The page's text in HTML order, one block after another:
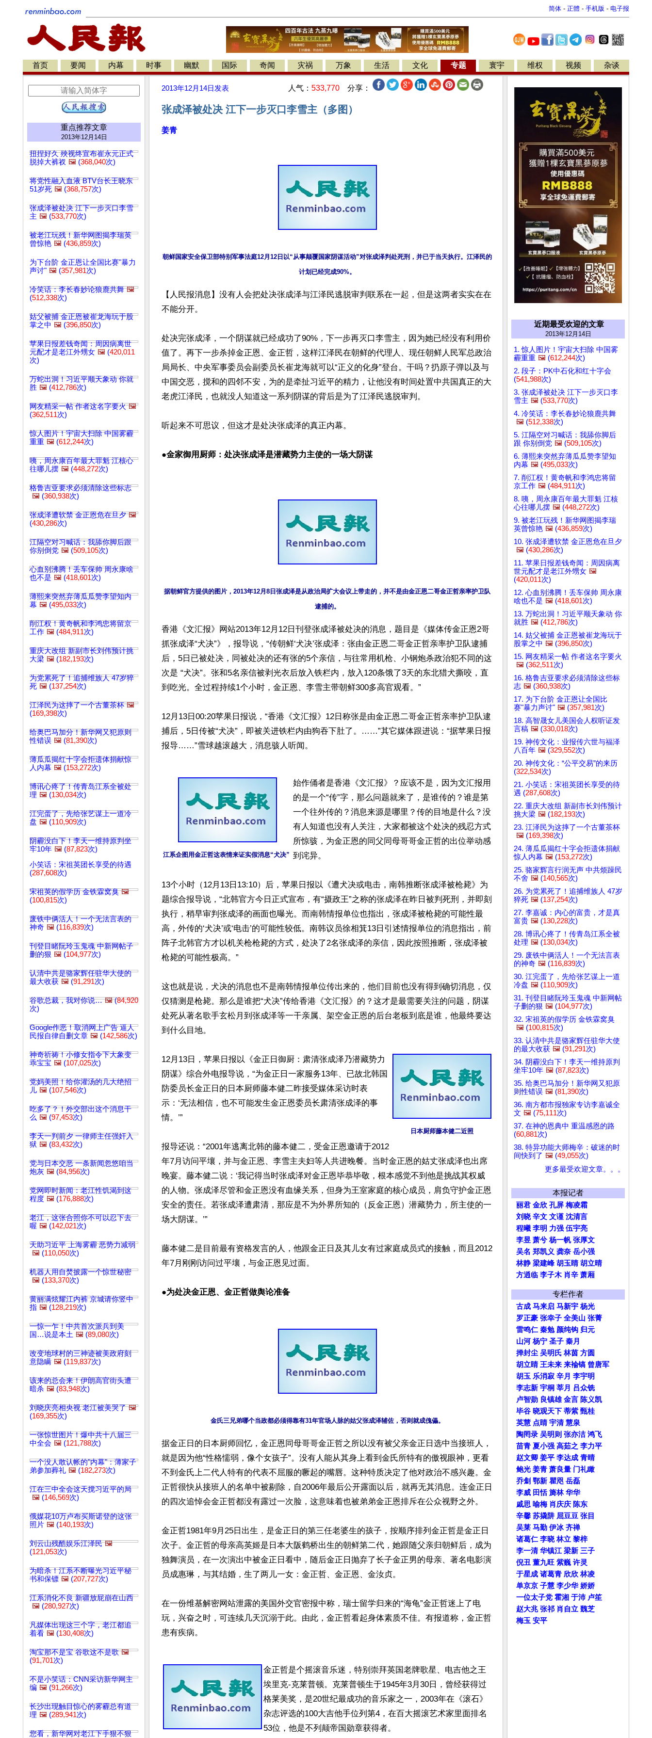
简体 - 正體 - 手机版 - 电子报
首页 要闻 内幕 时事 幽默 国际 奇闻 灾祸 万象 生活 文化 专题 寰宇 维权 视频 杂谈
重点推荐文章
2013年12月14日
扭捏好久 殃视终宣布崔永元正式
脱掉大裤衩 🖼️ (368,040次)
将党性融入血液 BTV台长王晓东
51岁死 🖼️ (368,757次)
张成泽被处决 江下一步灭口李雪
主 🖼️ (533,770次)
被老江玩残！新华网图揭李瑞英
曾惊艳 🖼️ (436,859次)
为下台阶 金正恩让全国比赛"暴力
声讨" 🖼️ (357,981次)
冷笑话：李长春妙论狼鹿共舞 🖼️
(512,338次)
姑父被捕 金正恩被崔龙海玩于股
掌之中 🖼️ (396,850次)
苹果日报差钱奇闻：周因病离世
元配才是老江外甥女 🖼️ (420,011
次)
万蛇出洞！习近平顺天象动 你就
胜 🖼️ (412,786次)
网友精采一帖 作者这名字要火 🖼️
(362,511次)
惊人图片！宇宙大扫除 中国雾霾
重重 🖼️ (612,244次)
咦，周永康百年最大罪魁 江核心
往哪儿摆 🖼️ (448,272次)
格鲁吉亚要求必须清除这些标志
🖼️ (360,938次)
张成泽遭软禁 金正恩危在旦夕 🖼️
(430,286次)
江隔空对习喊话：我舔你脚后跟
你别倒党 🖼️ (509,105次)
心血别沸腾！丢车保帅 周永康啥
也不是 🖼️ (418,601次)
薄熙来突然弃薄瓜瓜赞李望知内
幕 🖼️ (495,033次)
削江权！黄奇帆和李鸿忠将留京
工作 🖼️ (484,911次)
重庆大改组 新副市长刘伟预计挑
大梁 🖼️ (182,193次)
为党累死了！追捕维族人 47岁猝
死 🖼️ (137,254次)
江泽民为这摔了一个古董茶杯 🖼️
(169,398次)
给奥巴马加分！新华网又犯原则
性错误 🖼️ (81,390次)
薄瓜瓜揭红十字会拒遗体捐献惊
人内幕 🖼️ (153,272次)
博讯心疼了！传青岛江系全被处
理 🖼️ (130,034次)
江完蛋了，先给张艺谋上一道冷
盘 🖼️ (110,909次)
阴霾没白下！李天一维持原判坐
牢10年 🖼️ (87,823次)
小笑话：宋祖英团长享受的待遇
(287,608次)
宋祖英的假学历 金铁霖窝臭 🖼️
(100,815次)
废铁中俩活人！一个无法言表的
神奇 🖼️ (116,839次)
刊登目睹阮玲玉鬼魂 中新网帖子
删的狠 🖼️ (104,977次)
认清中共是骆家辉任驻华大使的
最大收获 🖼️ (91,291次)
谷歌总裁，我对你说… 🖼️(84,920
次)
Google作恶！取消网上广告 逼人
民报自律自删文章 🖼️ (142,586次)
神奇祈祷！小修女指令下大象变
乖宝宝 🖼️ (107,025次)
党妈美照！给你灌汤的几大绝招
儿 🖼️ (107,546次)
吃多了？！外交部出这个消息干
么 🖼️ (97,453次)
李天一判前夕 一律师主任强奸入
狱 🖼️ (83,432次)
党与日本交恶 一条新闻忽悠咱当
炮灰 🖼️ (84,956次)
党网即时新闻：老江性饥渴到这
程度 🖼️ (176,888次)
老江，这张合照你不可以忍下去
喔 🖼️ (142,021次)
天助习近平 上海雾霾 恶势力减弱
🖼️ (110,050次)
机器人用自焚披露一个惊世秘密
🖼️ (133,370次)
黄丽满炫耀江内裤 京城请你竖中
指 🖼️ (128,219次)
一惊一乍！中共首次派兵到美
国…说是本土 🖼️ (89,080次)
改变地球村的三神迹被美政府刻
意隐瞒 🖼️ (119,837次)
该来的总会来！伊朗高官街头遭
暗杀 🖼️ (83,948次)
刘晓庆亮相央视 老江被美哭了 🖼️
(169,355次)
一张惊世图片！爆中共十八届三
中全会 🖼️ (121,788次)
一个没人敢认帐的"内幕"：薄家子
弟参加葬礼 🖼️ (182,273次)
江在三中全会这天搅习近平的局
🖼️ (146,569次)
俄媒花10万卢布买斯诺登的这张
照片 🖼️ (140,193次)
刘云山残酷娱乐江泽民 🖼️
(121,053次)
为暗杀！江系不断曝光习近平秘
书和保镖 🖼️ (207,727次)
江系消化不良 新疆放屁崩在山西
🖼️ (280,927次)
凡媒体出现这三个字，老江都追
着看 🖼️ (130,408次)
淘宝那不是宝 谷歌这不是歌 🖼️
(91,701次)
不是小笑话：CNN采访新华网主
编 🖼️ (91,266次)
长沙出现触目惊心的雾霾总有道
理 🖼️ (289,941次)
您看，新华网对老江下手狠不狠
2013年12月14日 发表 人气： 533,770 分享：
张成泽被处决 江下一步灭口李雪主（多图）
姜青
朝鲜国家安全保卫部特别军事法庭12月12日以“从事颠覆国家阴谋活动”对张成泽判处死刑，并已于当天执行。江泽民的
计划已经完成90%。
【人民报消息】没有人会把处决张成泽与江泽民逃脱审判联系在一起，但是这两者实实在在
不能分开。
处决完张成泽，一个阴谋就已经成功了90%，下一步再灭口李雪主，因为她已经没有利用价
值了。再下一步杀掉金正恩、金正哲，这样江泽民在朝鲜的代理人、现任朝鲜人民军总政治
局局长、中央军事委员会副委员长崔龙海就可以“正义的化身”登台。干吗？扔原子弹以及与
中国交恶，搅和的四邻不安，为的是牵扯习近平的精力，让他没有时间处置中共国真正的大
老虎江泽民，也就没人知道这一系列阴谋的背后是为了江泽民逃脱审判。
听起来不可思议，但这才是处决张成泽的真正内幕。
●金家御用厨师：处决张成泽是潜藏势力主使的一场大阴谋
据朝鲜官方提供的图片，2013年12月8日张成泽是从政治局扩大会议上带走的，并不是由金正恩二哥金正哲亲率护卫队
逮捕的。
香港《文汇报》网站2013年12月12日刊登张成泽被处决的消息，题目是《媒体传金正恩2哥
抓张成泽“犬决”》，报导说，“传朝鲜‘犬决’张成泽：张由金正恩二哥金正哲亲率护卫队逮捕
后，5日已被处决，同被处决的还有张的5个亲信，与往常用机枪、小钢炮杀政治犯不同的这
次是 “犬决”。张和5名亲信被剥光衣后放入铁栏内，放入120条饿了3天的东北猎犬撕咬，直
到吃光。全过程持续1个小时，金正恩、李雪主带朝鲜300多高官观看。”
12月13日00:20苹果日报说，“香港《文汇报》12日称张是由金正恩二哥金正哲亲率护卫队逮
捕后，5日传被“犬决”，即被关进铁栏内由狗吞下肚了。……”其它媒体跟进说：“据苹果日报
报导……”雪球越滚越大，消息骇人听闻。
江系企图用金正哲这表情来证实假消息“犬决”
始作俑者是香港《文汇报》？应该不是，因为文汇报用
的是一个“传”字，那么问题就来了，是谁传的？谁是第
一个往外传的？消息来源是哪里？传的目地是什么？没
有人知道也没有人关注，大家都被这个处决的残忍方式
所惊骇，为金正恩的同父同母哥哥金正哲的出位举动感
到诧异。
13个小时（12月13日13:10）后，苹果日报以《遭犬决或电击，南韩推断张成泽被枪毙》为
题综合报导说，“北韩官方今日正式宣布，有“摄政王”之称的张成泽在昨日被判死刑，并即刻
执行，稍早审判张成泽的画面也曝光。而南韩情报单位也指出，张成泽被枪毙的可能性最
高，外传的‘犬决’或‘电击’的可能性较低。南韩议员徐相箕13日引述情报单位的消息指出，前
阵子北韩官方才以机关枪枪毙的方式，处决了2名张成泽的亲信，因此按照推断，张成泽被
枪毙的可能性极高。”
这也就是说，犬决的消息也不是南韩情报单位传出来的，他们目前也没有得到确切消息，仅
仅猜测是枪毙。那么是谁把“犬决”传给香港《文汇报》的？这才是最需要关注的问题，阴谋
处死从著名歌手玄松月到张成泽等一干亲属、架空金正恩的后台老板到底是谁，他最终要达
到什么目地。
日本厨师藤本健二近照
12月13日，苹果日报以《金正日御厨：肃清张成泽乃潜藏势力
阴谋》综合外电报导说，“为金正日一家服务13年、已故北韩国
防委员长金正日的日本厨师藤本健二昨接受媒体采访时表
示：‘无法相信，也不可能发生金正恩委员长肃清张成泽的事
情。’”
报导还说：“2001年逃离北韩的藤本健二，受金正恩邀请于2012
年7月访问平壤，并与金正恩、李雪主夫妇等人共进晚餐。当时金正恩的姑丈张成泽也出席
晚宴。藤本健二说：‘我记得当时张成泽对金正恩毕恭毕敬，根本感觉不到他是挑战其权威
的人物。张成泽尽管和金正恩没有血缘关系，但身为王室家庭的核心成员，肩负守护金正恩
安全的责任。若张成泽遭肃清，那应是不为外界所知的（反金正恩）潜藏势力，所主使的一
场大阴谋。’”
藤本健二是目前最有资格发言的人，他跟金正日及其儿女有过家庭成员式的接触，而且2012
年7月刚刚访问过平壤，与金正恩见过面。
●为处决金正恩、金正哲做舆论准备
金氏三兄弟哪个当政都必须得靠有31年官场人脉的姑父张成泽辅佐，否则就成傀儡。
据金正日的日本厨师回忆，金正恩同母哥哥金正哲之所以没有被父亲金正日选中当接班人，
就是因为他“性格懦弱，像个女孩子”。没有人能从其身上看到金氏所特有的傲视眼神，更看
不到金氏上二代人特有的代表不屈服的噘起的嘴唇。这种特质决定了他对政治不感兴趣。金
正哲很快从接班人的名单中被剔除，自2006年最后公开露面以后，就再无其消息。连金正日
的四次追悼会金正哲都没有露过一次脸，这意味着也被弟弟金正恩排斥在公众视野之外。
金正哲1981年9月25日出生，是金正日的第三任老婆生的孩子，按顺序排列金正哲是金正日
次子。金正哲的母亲高英姬是日本大阪鹤桥出生的朝鲜第二代，她跟随父亲归朝鲜后，成为
独舞演员，在一次演出中被金正日看中，随后金正日抛弃了长子金正男的母亲、著名电影演
员成惠琳，与其结婚，生了两儿一女：金正哲、金正恩、金汝贞。
在一份维基解密网站泄露的美国外交官密报中称，瑞士留学归来的“海龟”金正哲迷上了电
玩，兴奋之时，可连续几天沉溺于此。由此，金正哲看起身体素质不佳。有报道称，金正哲
患有疾病。
金正哲是个摇滚音乐迷，特别崇拜英国老牌歌星、电吉他之王
埃里克-克莱普顿。克莱普顿生于1945年3月30日，曾经获得过
格莱美奖，是20世纪最成功的音乐家之一，2003年在《滚石》
杂志评选的100大吉他手位列第4，在百大摇滚艺术家里面排名
53位，他是不列颠帝国勋章获得者。
近期最受欢迎的文章
2013年12月14日
1. 惊人图片！宇宙大扫除 中国雾
霾重重 🖼️ (612,244次)
2. 段子：PK中石化和红十字会
(541,988次)
3. 张成泽被处决 江下一步灭口李
雪主 🖼️ (533,770次)
4. 冷笑话：李长春妙论狼鹿共舞
🖼️ (512,338次)
5. 江隔空对习喊话：我舔你脚后
跟 你别倒党 🖼️ (509,105次)
6. 薄熙来突然弃薄瓜瓜赞李望知
内幕 🖼️ (495,033次)
7. 削江权！黄奇帆和李鸿忠将留
京工作 🖼️ (484,911次)
8. 咦，周永康百年最大罪魁 江核
心往哪儿摆 🖼️ (448,272次)
9. 被老江玩残！新华网图揭李瑞
英曾惊艳 🖼️ (436,859次)
10. 张成泽遭软禁 金正恩危在旦夕
🖼️ (430,286次)
11. 苹果日报差钱奇闻：周因病离
世元配才是老江外甥女 🖼️
(420,011次)
12. 心血别沸腾！丢车保帅 周永康
啥也不是 🖼️ (418,601次)
13. 万蛇出洞！习近平顺天象动 你
就胜 🖼️ (412,786次)
14. 姑父被捕 金正恩被崔龙海玩于
股掌之中 🖼️ (396,850次)
15. 网友精采一帖 作者这名字要火
🖼️ (362,511次)
16. 格鲁吉亚要求必须清除这些标
志 🖼️ (360,938次)
17. 为下台阶 金正恩让全国比
赛"暴力声讨" 🖼️ (357,981次)
18. 高智晟女儿美国会人权听证发
言稿 🖼️ (330,018次)
19. 神传文化：业报传六世与福泽
八百年 🖼️ (329,552次)
20. 神传文化：“公平交易”的来历
(322,534次)
21. 小笑话：宋祖英团长享受的待
遇 (287,608次)
22. 重庆大改组 新副市长刘伟预计
挑大梁 🖼️ (182,193次)
23. 江泽民为这摔了一个古董茶杯
🖼️ (169,398次)
24. 薄瓜瓜揭红十字会拒遗体捐献
惊人内幕 🖼️ (153,272次)
25. 骆家辉言行润无声 中共烦躁民
不舍 🖼️ (140,565次)
26. 为党累死了！追捕维族人 47岁
猝死 🖼️ (137,254次)
27. 李嘉诚：内心的富贵，才是真
富贵 🖼️ (130,228次)
28. 博讯心疼了！传青岛江系全被
处理 🖼️ (130,034次)
29. 废铁中俩活人！一个无法言表
的神奇 🖼️ (116,839次)
30. 江完蛋了，先给张艺谋上一道
冷盘 🖼️ (110,909次)
31. 刊登目睹阮玲玉鬼魂 中新网帖
子删的狠 🖼️ (104,977次)
32. 宋祖英的假学历 金铁霖窝臭
🖼️ (100,815次)
33. 认清中共是骆家辉任驻华大使
的最大收获 🖼️ (91,291次)
34. 阴霾没白下！李天一维持原判
坐牢10年 🖼️ (87,823次)
35. 给奥巴马加分！新华网又犯原
则性错误 🖼️ (81,390次)
36. 南方都市报独家专访李嘉诚全
文 🖼️ (75,111次)
37. 在神的恩典中 重温感恩的路
(60,881次)
38. 特异功能大师梅辛：破迷的时
间快到了 🖼️ (49,055次)
更多最受欢迎文章。。。
本报记者
丽君 金欣 孔屏 梅凌霜
刘晓 辛文 文谨 沈清言
程曦 李明 力强 伍宇亮
李昱 萧兮 杨一帆 张厚文
吴名 郑凯义 龚奈 岳小强
林静 梁建峰 胡玉睛 胡立晴
方逍临 李子木 肖辛 萧厢
专栏作者
古成 马来启 马新宇 杨光
罗正豪 张幸子 全美山 张菁
雷鸣仁 秦勉 颜纯钩 归元
山河 杨宁 圣子 秦月
掸封尘 吴明氏 林茵 方圆
胡立睛 王未来 来褕镐 曾唐军
胡玉 乐消寂 辛月 李宇明
李志新 宇桐 莘月
吕众铣
卢智勋 良镇雄 金言 陈义凯
毕谷 晓观天下 蒂紫 甄桂
英慧 点睛 宇清 慧泉
陶罔录 吴明则 张亦洁 鸿飞
苗青 夏小强 高茹之 李力平
赵文卿 姜平 李达成 青晴
鲍光 姜青 萧良量 门礼瞰
乔劁 鄂新 瞿咫 岳磊
李威 田恬 旖林 华华
戚思 喻梅 肖庆庆 陈东
辛馨 苏撬阱 屈豆豆 张目
吴莱 马勤 伊冰 齐禅
诸葛仁 李晓 林立 黎梓
李一清 华镇江 梁新 三子
倪丑 董九旺 紫巍 许灵
于星成 诸葛青 欣欣 林凌
单京京 子慧 李少华 娇娇
一位太子党 霍湘 于沛 卢笙
赵大兆 张祁 肖自立 魏芝
梅玉 安平